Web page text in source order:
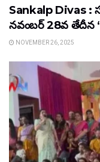
Sankalp Divas
నవంబర్ 28వ తేదీన
NOVEMBER 26, 2025